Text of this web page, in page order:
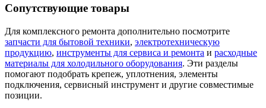
Сопутствующие товары
Для комплексного ремонта дополнительно посмотрите
запчасти для бытовой техники, электротехническую
продукцию, инструменты для сервиса и ремонта и расходные
материалы для холодильного оборудования. Эти разделы
помогают подобрать крепеж, уплотнения, элементы
подключения, сервисный инструмент и другие совместимые
позиции.